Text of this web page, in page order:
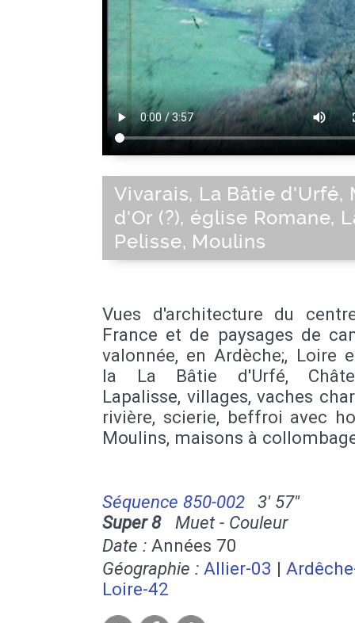
Vivarais, La Bâtie d'Urfé,
d'Or (?), église Romane,
Pelisse, Moulins
Vues d'architecture du
France et de paysages de
valonnée, en Ardèche;, Loire
la La Bâtie d'Urfé,
Lapalisse, villages, vaches
rivière, scierie, beffroi avec
Moulins, maisons à
Séquence 850-002
3' 57''
Super 8Muet - Couleur
Date : Années 70
Géographie : Allier-03 |
Loire-42